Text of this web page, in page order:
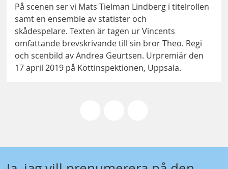
På scenen ser vi Mats Tielman Lindberg i titelrollen
samt en ensemble av statister och
skådespelare. Texten är tagen ur Vincents
omfattande brevskrivande till sin bror Theo. Regi
och scenbild av Andrea Geurtsen. Urpremiär den
17 april 2019 på Köttinspektionen, Uppsala.